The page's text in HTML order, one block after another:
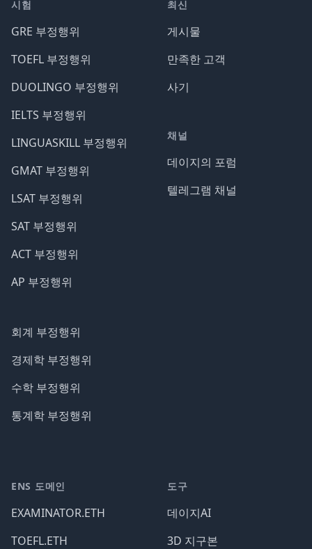
시험
GRE 부정행위
TOEFL 부정행위
DUOLINGO 부정행위
IELTS 부정행위
LINGUASKILL 부정행위
GMAT 부정행위
LSAT 부정행위
SAT 부정행위
ACT 부정행위
AP 부정행위
회계 부정행위
경제학 부정행위
수학 부정행위
통계학 부정행위
최신
게시물
만족한 고객
사기
채널
데이지의 포럼
텔레그램 채널
ENS 도메인
EXAMINATOR.ETH
TOEFL.ETH
도구
데이지AI
3D 지구본